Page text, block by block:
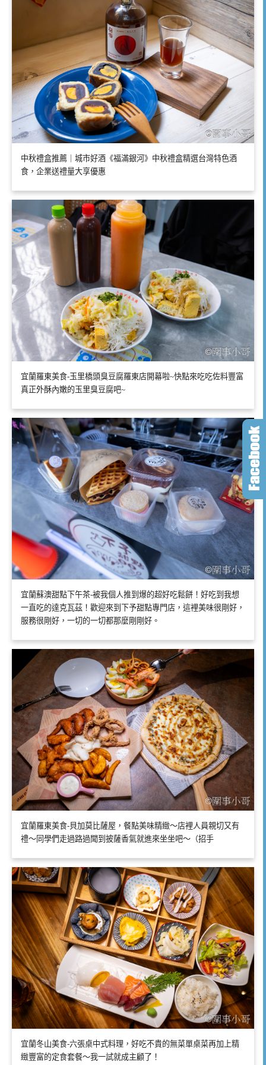
中秋禮盒推薦｜城市好酒《福滿銀河》中秋禮盒精選台灣特色酒
食，企業送禮量大享優惠
宜蘭羅東美食-玉里橋頭臭豆腐羅東店開幕啦~快點來吃吃佐料豐富
真正外酥內嫩的玉里臭豆腐吧~
宜蘭蘇澳甜點下午茶-被我個人推到爆的超好吃鬆餅！好吃到我想
一直吃的達克瓦茲！歡迎來到下予甜點專門店，這裡美味很剛好，
服務很剛好，一切的一切都那麼剛剛好。
宜蘭羅東美食-貝加莫比薩屋，餐點美味精緻～店裡人員親切又有
禮～同學們走過路過聞到披薩香氣就進來坐坐吧～（招手
宜蘭冬山美食-六張桌中式料理，好吃不貴的無菜單桌菜再加上精
緻豐富的定食套餐～我一試就成主顧了！